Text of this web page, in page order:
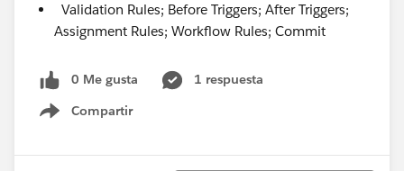
Validation Rules; Before Triggers; After Triggers;
Assignment Rules; Workflow Rules; Commit
0 Me gusta
1 respuesta
Compartir
Show menu